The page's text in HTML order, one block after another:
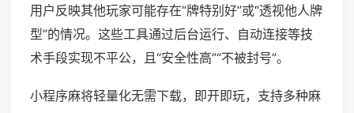
用户反映其他玩家可能存在“牌特别好”或“透视他人牌
型”的情况。这些工具通过后台运行、自动连接等技
术手段实现不平公，且“安全性高”“不被封号”。
小程序麻将轻量化无需下载，即开即玩，支持多种麻